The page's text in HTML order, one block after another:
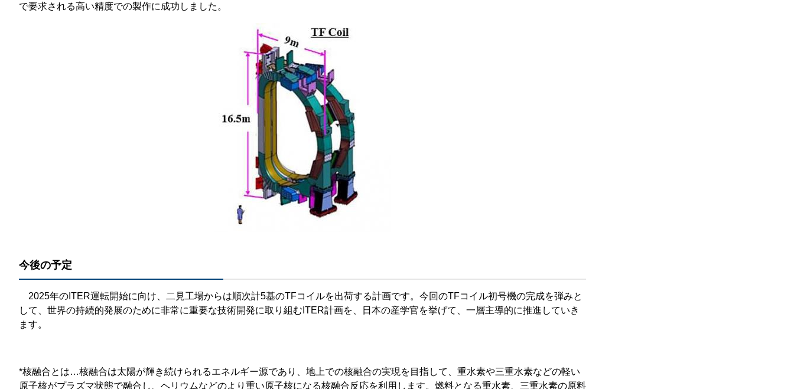
で要求される高い精度での製作に成功しました。
今後の予定
2025年のITER運転開始に向け、二見工場からは順次計5基のTFコイルを出荷する計画です。今回のTFコイル初号機の完成を弾みと
して、世界の持続的発展のために非常に重要な技術開発に取り組むITER計画を、日本の産学官を挙げて、一層主導的に推進していき
ます。
*核融合とは…核融合は太陽が輝き続けられるエネルギー源であり、地上での核融合の実現を目指して、重水素や三重水素などの軽い
原子核がプラズマ状態で融合し、ヘリウムなどのより重い原子核になる核融合反応を利用します。燃料となる重水素、三重水素の原料